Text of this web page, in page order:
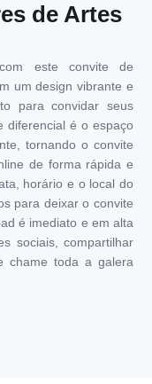
de Artes
este convite de
um design vibrante e
para convidar seus
diferencial é o espaço
tornando o convite
de forma rápida e
horário e o local do
para deixar o convite
é imediato e em alta
sociais, compartilhar
chame toda a galera